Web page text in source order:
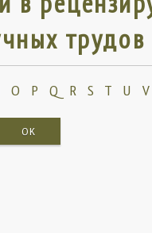
O P Q R S T U V
OK